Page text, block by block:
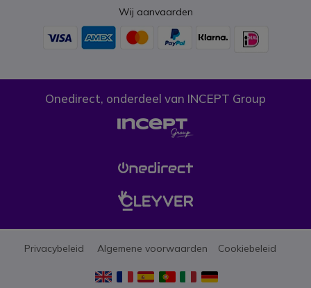
Wij aanvaarden
Onedirect, onderdeel van INCEPT Group
Privacybeleid Algemene voorwaarden Cookiebeleid